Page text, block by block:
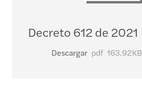
Decreto 612 de 2021
Descargar pdf 163.92KB